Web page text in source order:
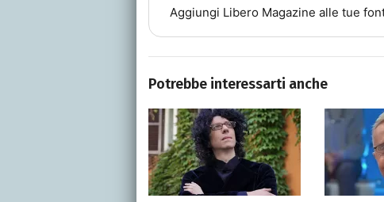
Aggiungi Libero Magazine alle tue
Potrebbe interessarti anche